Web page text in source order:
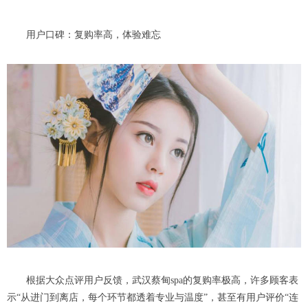
用户口碑：复购率高，体验难忘
根据大众点评用户反馈，武汉蔡甸spa的复购率极高，许多顾客表
示“从进门到离店，每个环节都透着专业与温度”，甚至有用户评价“连